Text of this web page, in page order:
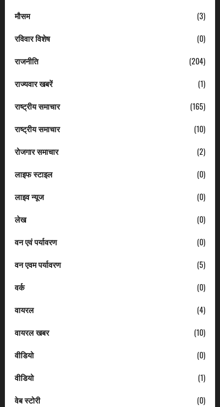
मौसम
(3)
रविवार विशेष
(0)
राजनीति
(204)
राज्यवार खबरें
(1)
राष्ट्रीय समाचार
(165)
राष्ट्रीय समाचार
(10)
रोजगार समाचार
(2)
लाइफ स्टाइल
(0)
लाइव न्यूज
(0)
लेख
(0)
वन एवं पर्यावरण
(0)
वन एवम पर्यावरण
(5)
वर्क
(0)
वायरल
(4)
वायरल खबर
(10)
वीडियो
(0)
वीडियो
(1)
वेब स्टोरी
(0)